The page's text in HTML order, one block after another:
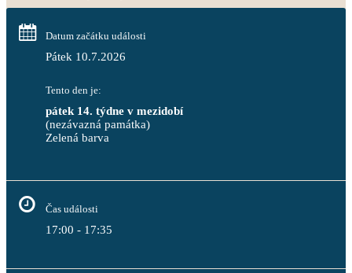
Datum začátku události
Pátek 10.7.2026
Tento den je:
pátek 14. týdne v mezidobí
(nezávazná památka)
Zelená barva
Čas události
17:00 - 17:35